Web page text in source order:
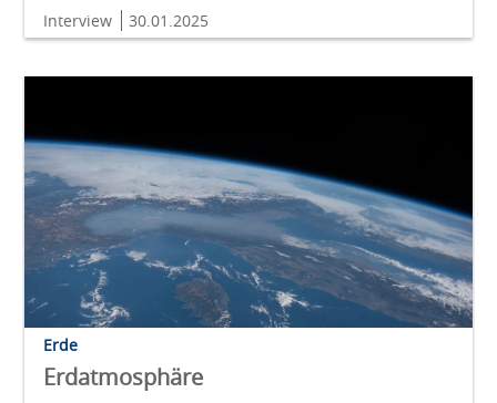
Interview 30.01.2025
Erde
Erdatmosphäre